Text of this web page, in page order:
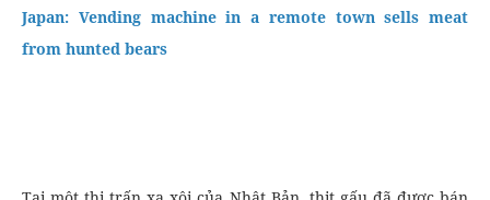
Japan: Vending machine in a remote town sells meat
from hunted bears